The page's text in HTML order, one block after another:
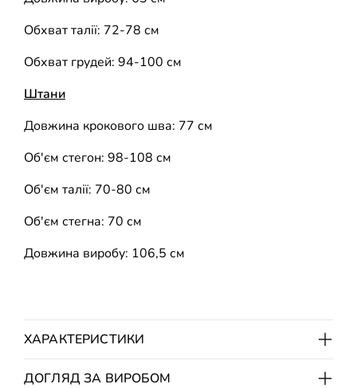
Обхват талії: 72-78 см
Обхват грудей: 94-100 см
Штани
Довжина крокового шва: 77 см
Об'єм стегон: 98-108 см
Об'єм талії: 70-80 см
Об'єм стегна: 70 см
Довжина виробу: 106,5 см
ХАРАКТЕРИСТИКИ
ДОГЛЯД ЗА ВИРОБОМ